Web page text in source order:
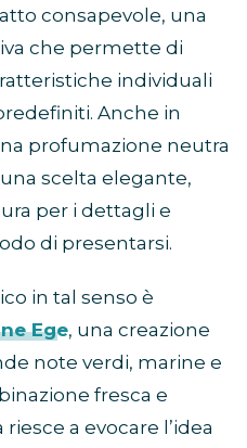
consapevole, una
che permette di
individuali
Anche in
profumazione neutra
scelta elegante,
per i dettagli e
di presentarsi.
in tal senso è
Ege, una creazione
note verdi, marine e
fresca e
a evocare l’idea